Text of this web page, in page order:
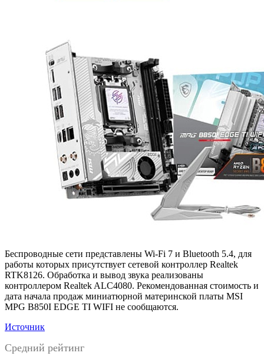
Беспроводные сети представлены Wi-Fi 7 и Bluetooth 5.4, для
работы которых присутствует сетевой контроллер Realtek
RTK8126. Обработка и вывод звука реализованы
контроллером Realtek ALC4080. Рекомендованная стоимость и
дата начала продаж миниатюрной материнской платы MSI
MPG B850I EDGE TI WIFI не сообщаются.
Источник
Средний рейтинг